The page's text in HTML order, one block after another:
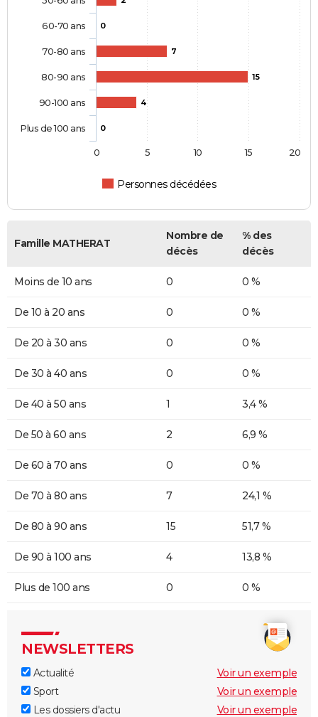
0
7
15
4
0
Personnes décédées
60-70 ans
70-80 ans
80-90 ans
90-100 ans
Plus de 100 ans
0 5 10 15 20
Famille MATHERAT
Nombre de
décès
% des
décès
Moins de 10 ans 0 0 %
De 10 à 20 ans 0 0 %
De 20 à 30 ans 0 0 %
De 30 à 40 ans 0 0 %
De 40 à 50 ans 1 3,4 %
De 50 à 60 ans 2 6,9 %
De 60 à 70 ans 0 0 %
De 70 à 80 ans 7 24,1 %
De 80 à 90 ans 15 51,7 %
De 90 à 100 ans 4 13,8 %
Plus de 100 ans 0 0 %
NEWSLETTERS
Actualité
Voir un exemple
Sport
Voir un exemple
Les dossiers d'actu
Voir un exemple